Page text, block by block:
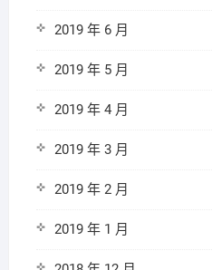
2019 年 6 月
2019 年 5 月
2019 年 4 月
2019 年 3 月
2019 年 2 月
2019 年 1 月